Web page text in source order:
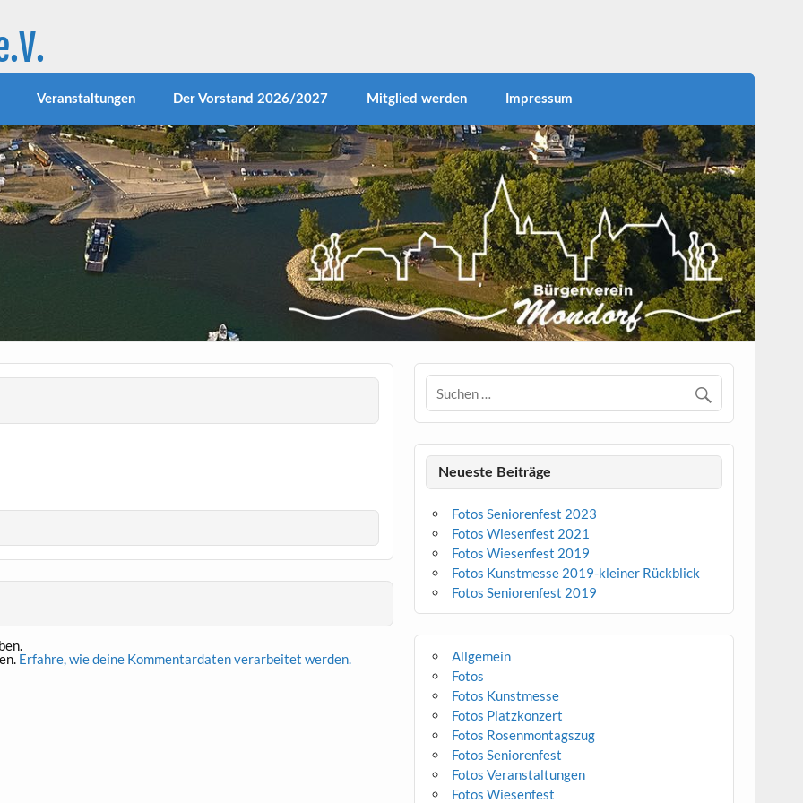
im südlichsten Stadtteil von Niederkassel aktiv. für die Bürgerinnen und Bürger für die zahlreichen
rund um den schönen Hafen und das neu gestaltete Rheinufer als Naherholungsgebiet nutzen zur Förderung
Veranstaltungen Der Vorstand 2026/2027 Mitglied werden Impressum
Erfahre, wie deine Kommentardaten verarbeitet werden.
Neueste Beiträge
Fotos Seniorenfest 2023
Fotos Wiesenfest 2021
Fotos Wiesenfest 2019
Fotos Kunstmesse 2019-kleiner Rückblick
Fotos Seniorenfest 2019
Allgemein
Fotos
Fotos Kunstmesse
Fotos Platzkonzert
Fotos Rosenmontagszug
Fotos Seniorenfest
Fotos Veranstaltungen
Fotos Wiesenfest